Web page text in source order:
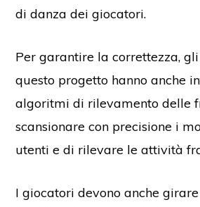
di danza dei giocatori.
Per garantire la correttezza,
questo progetto hanno anche
algoritmi di rilevamento delle
scansionare con precisione i
utenti e di rilevare le attività
I giocatori devono anche